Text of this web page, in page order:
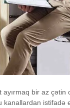
ayırmaq bir az çətin
kanallardan istifadə